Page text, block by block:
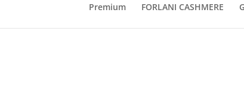
Premium FORLANI CASHMERE